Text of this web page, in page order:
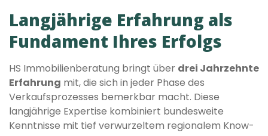
Langjährige Erfahrung als
Fundament Ihres Erfolgs
HS Immobilienberatung bringt über drei Jahrzehnte
Erfahrung mit, die sich in jeder Phase des
Verkaufsprozesses bemerkbar macht. Diese
langjährige Expertise kombiniert bundesweite
Kenntnisse mit tief verwurzeltem regionalem Know-